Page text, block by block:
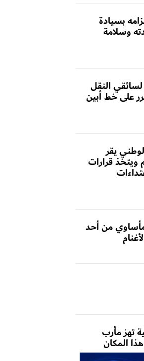
بسيادة
وسلامة
النقل
على خط أبين
يقر
ويتخذ قرارات
من أحد
تهز مأرب
المكان